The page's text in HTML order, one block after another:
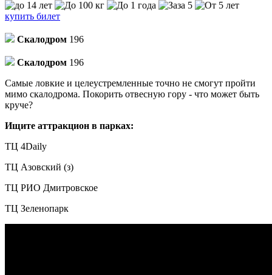
купить билет
Скалодром 196
Скалодром 196
Самые ловкие и целеустремленные точно не смогут пройти
мимо скалодрома. Покорить отвесную гору - что может быть
круче?
Ищите аттракцион в парках:
ТЦ 4Daily
ТЦ Азовский (з)
ТЦ РИО Дмитровское
ТЦ Зеленопарк